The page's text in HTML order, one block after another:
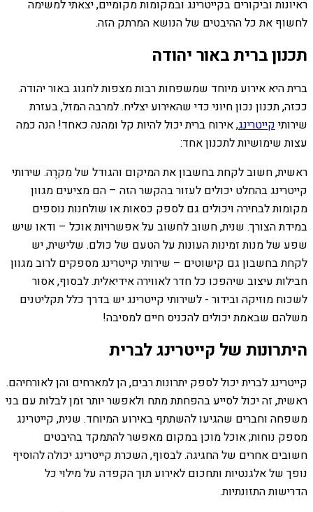
ראיונות וביקורים בקייטרינג ובמקומות מקומיים, יצאתי למשימה
לחשוף את כל ההיבטים של הנושא המרתק הזה.
תכנון ברית באור יהודה
ברית היא אירוע מיוחד שמשפחות רבות מצפות לחגוג באור יהודה.
ככזה, תכנון נכון חיוני כדי שהאירוע יצליח. למרבה המזל, בעזרת
שירותי קייטרינג, אירוח ברית יכול להיות קל ומהנה כאחד! הנה כמה
עצות שימושיות לתכנון אחד:
ראשית, חשוב לקחת בחשבון את המיקום והגודל של מִקרֶה. שירותי
קייטרינג בהחלט יכולים לעזור בהקשר הזה – הם מציעים מגוון
מקומות לבחירה ויכולים גם לספק כסאות או שולחנות נוספים
במידת הצורך. שנית, חשוב לחשוב על אפשרויות אוכל – ודאו שיש
שפע של מנות זמינות העונות על הטעם של כולם. שלישית, יש
לקחת בחשבון גם קישוטים – שירותי קייטרינג מספקים לרוב מגוון
חבילות עיצוב שיהפכו כל חדר לאווירה אידיאלית. לבסוף, אסור
לשכוח מוזיקה ובידור - לשירותי קייטרינג יש בדרך כלל תקליטנים
משלהם שבאמת יכולים להכניס חיים למסיבה!
היתרונות של קייטרינג לברית
קייטרינג לברית יכול לספק יתרונות רבים, הן למארחים והן לאורחיהם.
ראשית, זה יכול לסייע בהפחתת מתח ולאפשר יותר זמן לבלות עם בני
משפחה וחברים שהגיעו להשתתף באירוע המיוחד. שנית, קייטרינג
מספק נוחות; אוכל מוכן במקום מאפשר להתמקד בהיבטים
חשובים אחרים של החגיגה. לבסוף, השכרת קייטרינג יכולה להוסיף
נופך של אלגנטיות ותחכום לאירוע תוך הקפדה על מילוי כל
הדרישות התזונתיות.